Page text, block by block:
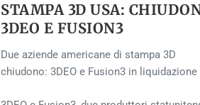
STAMPA 3D USA:
3DEO E FUSION3
Due aziende americane di stampa 3D
chiudono: 3DEO e Fusion3 in liquidazione